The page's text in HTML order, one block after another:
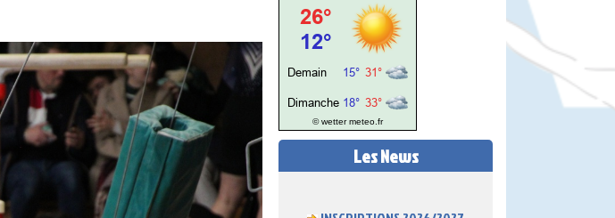
© wetter meteo.fr
Les News